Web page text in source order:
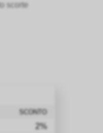
scorte
SCONTO
2%